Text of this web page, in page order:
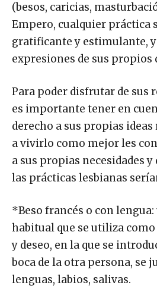
(besos, caricias,
Empero, cualquier práctica
gratificante y estimulante,
expresiones de sus propios
Para poder disfrutar de sus
es importante tener en
derecho a sus propias
a vivirlo como mejor les
a sus propias necesidades y
las prácticas lesbianas
*Beso francés o con
habitual que se utiliza
y deseo, en la que se
boca de la otra persona, se
lenguas, labios, salivas.